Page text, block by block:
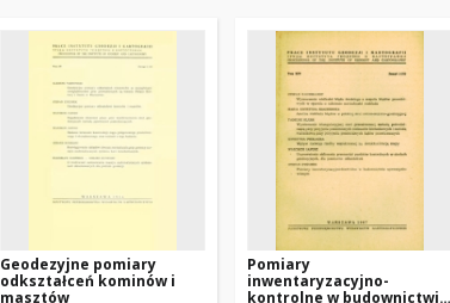
Geodezyjne pomiary
odkształceń kominów i
masztów
Pomiary
inwentaryzacyjno-
kontrolne w budownictwie